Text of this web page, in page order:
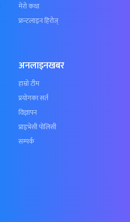
मेरो कथा
फ्रन्टलाइन हिरोज्
अनलाइनखबर
हाम्रो टीम
प्रयोगका सर्त
विज्ञापन
प्राइभेसी पोलिसी
सम्पर्क